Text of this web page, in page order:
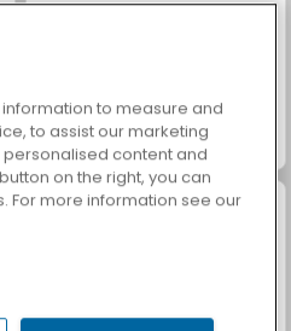
Scala 40
to measure and
to assist our marketing
content and
on the right, you can
For more information see our